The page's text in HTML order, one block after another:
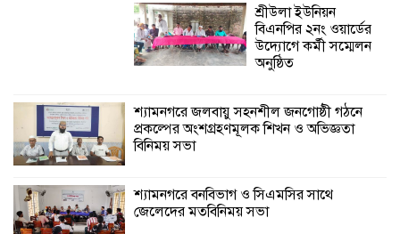
শ্রীউলা ইউনিয়ন
বিএনপির ২নং ওয়ার্ডের
উদ্যোগে কর্মী সম্মেলন
অনুষ্ঠিত
শ্যামনগরে জলবায়ু সহনশীল জনগোষ্ঠী গঠনে
প্রকল্পের অংশগ্রহণমূলক শিখন ও অভিজ্ঞতা
বিনিময় সভা
শ্যামনগরে বনবিভাগ ও সিএমসির সাথে
জেলেদের মতবিনিময় সভা